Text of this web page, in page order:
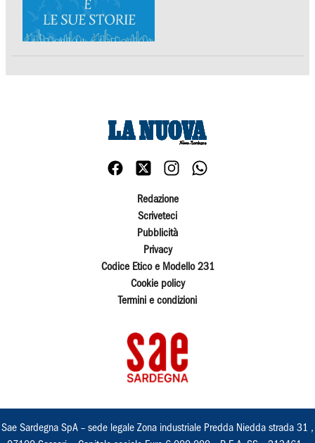
Redazione
Scriveteci
Pubblicità
Privacy
Codice Etico e Modello 231
Cookie policy
Termini e condizioni
Sae Sardegna SpA – sede legale Zona industriale Predda Niedda strada 31 ,